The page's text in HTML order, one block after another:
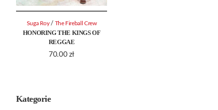
HONORING THE KINGS OF
REGGAE
70.00 zł
Suga Roy / The Fireball Crew
Kategorie